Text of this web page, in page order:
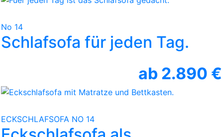
No 14
Schlafsofa für jeden Tag.
ab 2.890 €
ECKSCHLAFSOFA NO 14